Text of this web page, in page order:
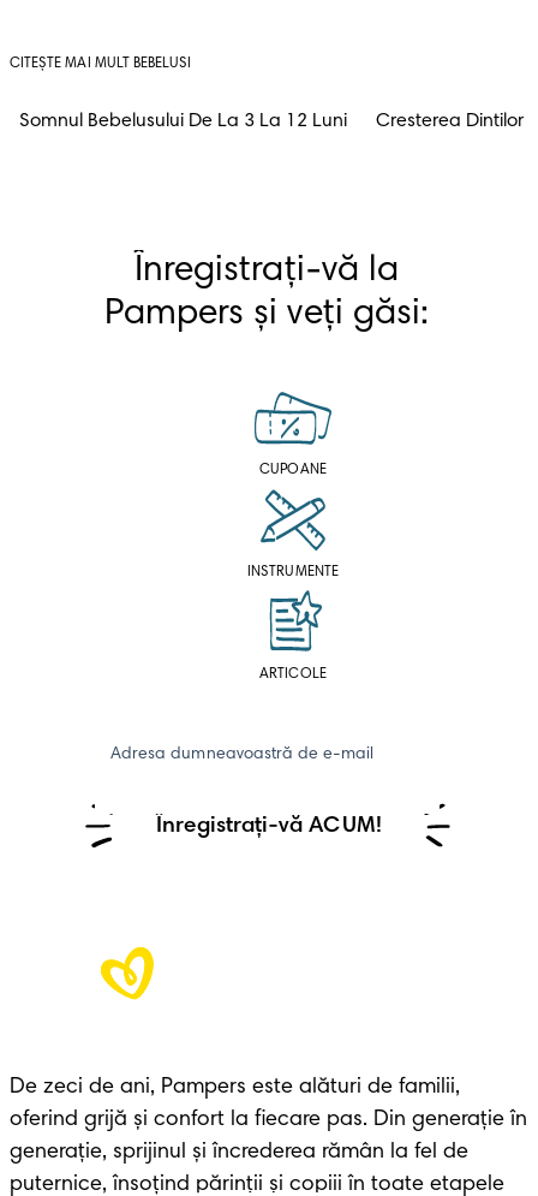
CITEȘTE MAI MULT BEBELUSI
Somnul Bebelusului De La 3 La 12 Luni Cresterea Dintilor
Înregistrați-vă la
Pampers și veți găsi:
CUPOANE
INSTRUMENTE
ARTICOLE
Adresa dumneavoastră de e-mail
Înregistrați-vă ACUM!
De zeci de ani, Pampers este alături de familii,
oferind grijă și confort la fiecare pas. Din generație în
generație, sprijinul și încrederea rămân la fel de
puternice, însoțind părinții și copiii în toate etapele